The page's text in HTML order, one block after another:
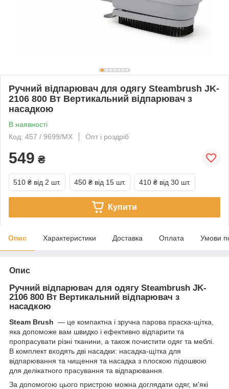
Ручний відпарювач для одягу Steambrush JK-
2106 800 Вт Вертикальний відпарювач з
насадкою
В наявності
Код: 457 / 9699/MX
Опт і роздріб
549 ₴
510 ₴ від 2 шт. 450 ₴ від 15 шт. 410 ₴ від 30 шт.
Купити
Опис Характеристики Доставка Оплата Умови
Опис
Ручний відпарювач для одягу Steambrush JK-
2106 800 Вт Вертикальний відпарювач з
насадкою
Steam Brush — це компактна і зручна парова праска-щітка,
яка допоможе вам швидко і ефективно відпарити та
пропрасувати різні тканини, а також почистити одяг та меблі.
В комплект входять дві насадки: насадка-щітка для
відпарювання та чищення та насадка з плоскою підошвою
для делікатного прасування та відпарювання.
За допомогою цього пристрою можна доглядати одяг, м'які